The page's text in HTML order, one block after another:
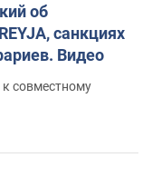
об
санкциях
Видео
совместному